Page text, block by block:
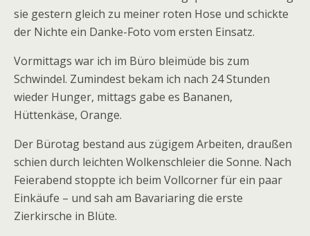
sie gestern gleich zu meiner roten Hose und schickte
der Nichte ein Danke-Foto vom ersten Einsatz.
Vormittags war ich im Büro bleimüde bis zum
Schwindel. Zumindest bekam ich nach 24 Stunden
wieder Hunger, mittags gabe es Bananen,
Hüttenkäse, Orange.
Der Bürotag bestand aus zügigem Arbeiten, draußen
schien durch leichten Wolkenschleier die Sonne. Nach
Feierabend stoppte ich beim Vollcorner für ein paar
Einkäufe – und sah am Bavariaring die erste
Zierkirsche in Blüte.